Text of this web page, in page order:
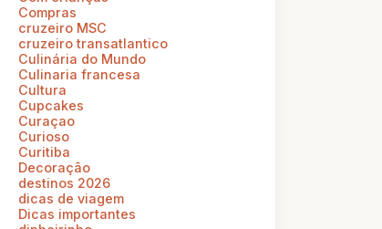
Compras
cruzeiro MSC
cruzeiro transatlantico
Culinária do Mundo
Culinaria francesa
Cultura
Cupcakes
Curaçao
Curioso
Curitiba
Decoração
destinos 2026
dicas de viagem
Dicas importantes